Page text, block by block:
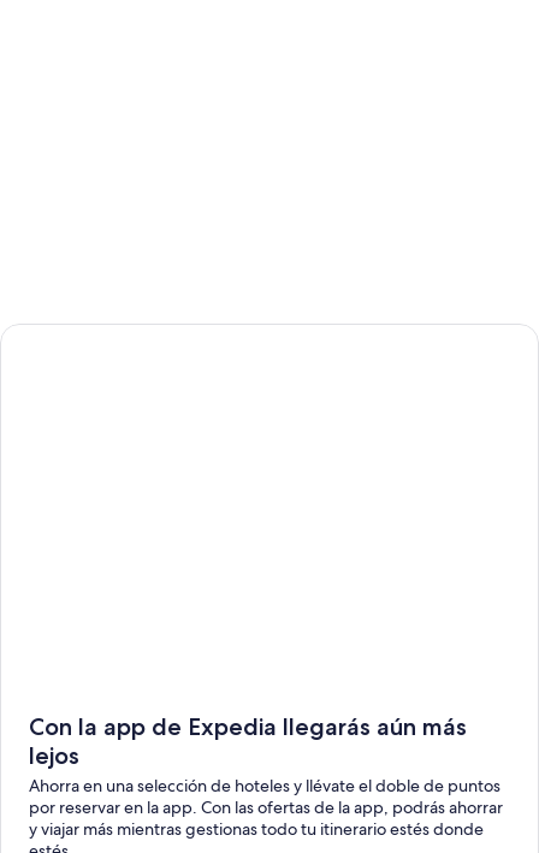
Con la app de Expedia llegarás aún más
lejos
Ahorra en una selección de hoteles y llévate el doble de puntos
por reservar en la app. Con las ofertas de la app, podrás ahorrar
y viajar más mientras gestionas todo tu itinerario estés donde